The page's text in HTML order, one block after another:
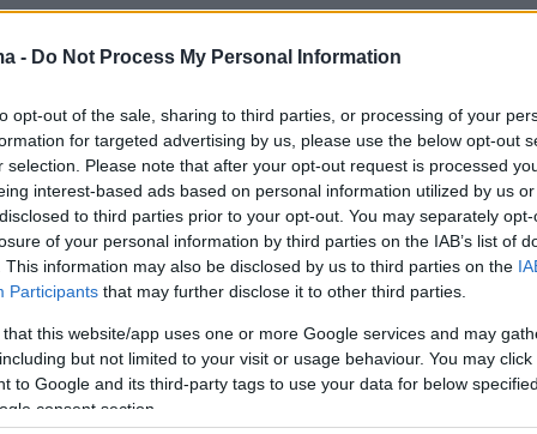
- Do Not Process My Personal Information
opt-out of the sale, sharing to third parties, or processing of your
for targeted advertising by us, please use the below opt-out
selection. Please note that after your opt-out request is processed
interest-based ads based on personal information utilized by us
to third parties prior to your opt-out. You may separately
of your personal information by third parties on the IAB’s list of
This information may also be disclosed by us to third parties on the
Participants that may further disclose it to other third parties.
that this website/app uses one or more Google services and may
but not limited to your visit or usage behaviour. You may
to Google and its third-party tags to use your data for below
consent section.
v-cijs4n8qxksh)
εξ αποστάσεως, ασκεί τα καθήκοντά του ο
που βρέθηκε θετικός στην Covid
Πώς σχολίασε η απατεώνισσα Άννα Σόροκιν την
Τζούλια Γκάρνερ
βελτίωση και άνοδος της θερμοκρασίας
κακοκαιρία από την Πέμπτη